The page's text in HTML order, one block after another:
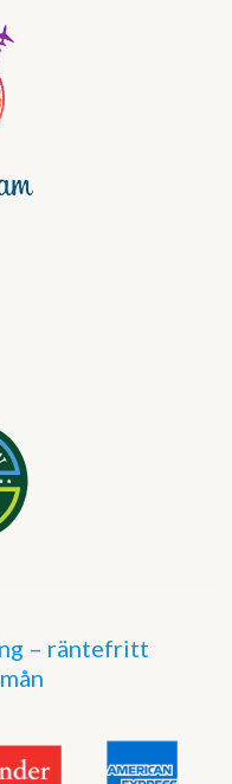
– räntefritt